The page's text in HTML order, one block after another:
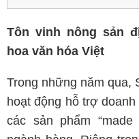
Tôn vinh nông sản
hoa văn hóa Việt
Trong những năm qua,
hoạt động hỗ trợ
các sản phẩm